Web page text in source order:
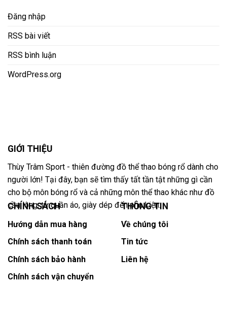
Đăng nhập
RSS bài viết
RSS bình luận
WordPress.org
GIỚI THIỆU
Thùy Trâm Sport - thiên đường đồ thể thao bóng rổ dành cho
người lớn! Tại đây, bạn sẽ tìm thấy tất tần tật những gì cần
cho bộ môn bóng rổ và cả những môn thể thao khác như đồ
cầu lông, từ quần áo, giày dép đến phụ kiện.
CHÍNH SÁCH
Hướng dẫn mua hàng
Chính sách thanh toán
Chính sách bảo hành
Chính sách vận chuyển
THÔNG TIN
Về chúng tôi
Tin tức
Liên hệ